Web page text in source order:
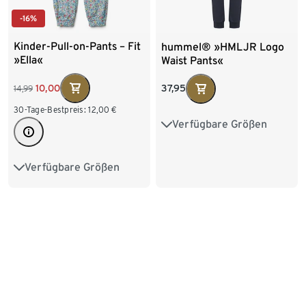
-16%
Kinder-Pull-on-Pants – Fit
»Ella«
14,99 10,00
30-Tage-Bestpreis: 12,00 €
Verfügbare Größen
86/92 98/104
hummel® »HMLJR Logo
Waist Pants«
37,95
Verfügbare Größen
110 116 122 128